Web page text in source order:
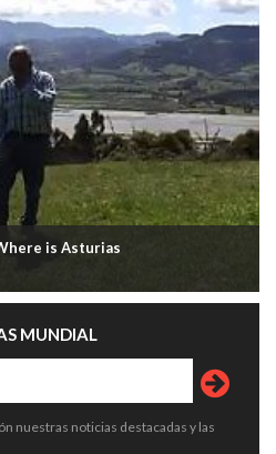
is Asturias
MUNDIAL
nuestras noticias destacadas y las